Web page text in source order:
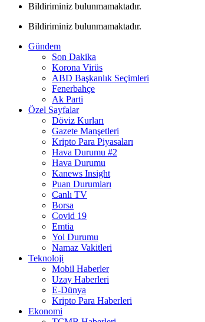
Bildiriminiz bulunmamaktadır.
Bildiriminiz bulunmamaktadır.
Gündem
Son Dakika
Korona Virüs
ABD Başkanlık Seçimleri
Fenerbahçe
Ak Parti
Özel Sayfalar
Döviz Kurları
Gazete Manşetleri
Kripto Para Piyasaları
Hava Durumu #2
Hava Durumu
Kanews Insight
Puan Durumları
Canlı TV
Borsa
Covid 19
Emtia
Yol Durumu
Namaz Vakitleri
Teknoloji
Mobil Haberler
Uzay Haberleri
E-Dünya
Kripto Para Haberleri
Ekonomi